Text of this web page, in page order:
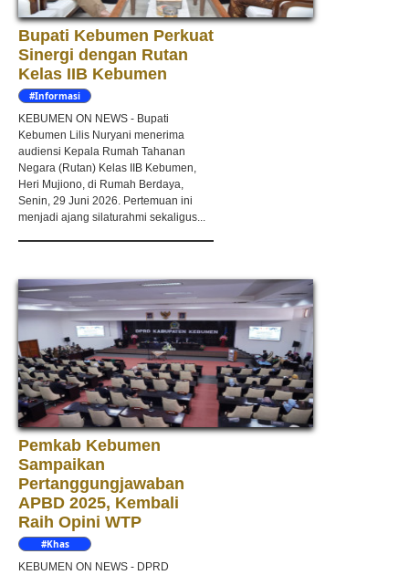
Bupati Kebumen Perkuat
Sinergi dengan Rutan
Kelas IIB Kebumen
#Informasi
KEBUMEN ON NEWS - Bupati
Kebumen Lilis Nuryani menerima
audiensi Kepala Rumah Tahanan
Negara (Rutan) Kelas IIB Kebumen,
Heri Mujiono, di Rumah Berdaya,
Senin, 29 Juni 2026. Pertemuan ini
menjadi ajang silaturahmi sekaligus...
Pemkab Kebumen
Sampaikan
Pertanggungjawaban
APBD 2025, Kembali
Raih Opini WTP
#Khas
KEBUMEN ON NEWS - DPRD